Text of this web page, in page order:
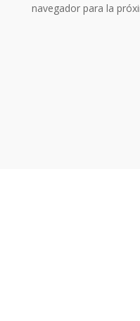
navegador para la